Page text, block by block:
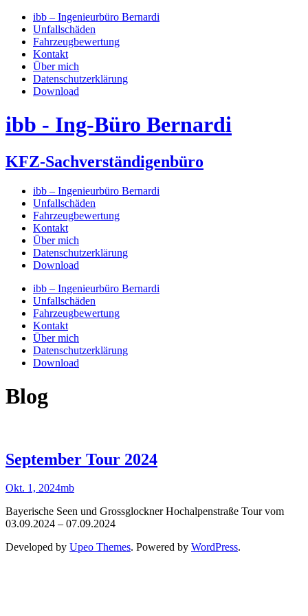
Skip
content
ibb – Ingenieurbüro Bernardi
Unfallschäden
Fahrzeugbewertung
Kontakt
Über mich
Datenschutzerklärung
Download
ibb - Ing-Büro Bernardi
KFZ-Sachverständigenbüro
ibb – Ingenieurbüro Bernardi
Unfallschäden
Fahrzeugbewertung
Kontakt
Über mich
Datenschutzerklärung
Download
ibb – Ingenieurbüro Bernardi
Unfallschäden
Fahrzeugbewertung
Kontakt
Über mich
Datenschutzerklärung
Download
Blog
September Tour 2024
Okt. 1, 2024mb
Bayerische Seen und Grossglockner Hochalpenstraße Tour vom
03.09.2024 – 07.09.2024
Developed by Upeo Themes. Powered by WordPress.